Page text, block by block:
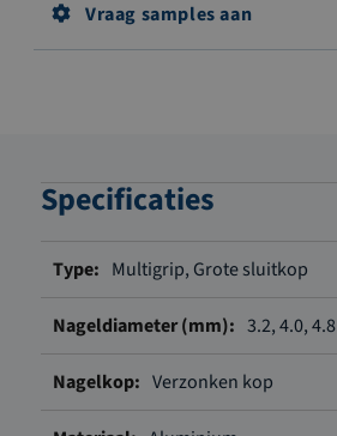
Vraag samples aan
Specificaties
informatieMultigrip, Grote sluitkop
3.2, 4.0, 4.8
Verzonken kop